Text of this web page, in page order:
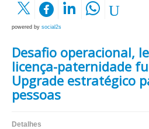
powered by social2s
Desafio operacional,
licença-paternidade
Upgrade estratégico
pessoas
Detalhes